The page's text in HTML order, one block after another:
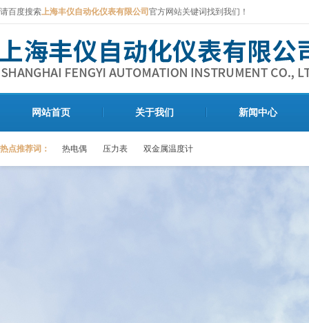
请百度搜索上海丰仪自动化仪表有限公司 官方网站关键词找到我们！
网站首页 关于我们 新闻中心
热点推荐词： 热电偶 压力表 双金属温度计